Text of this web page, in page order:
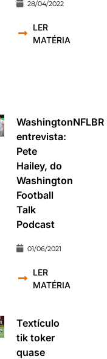
28/04/2022
LER
MATÉRIA
WashingtonNFLBR
entrevista:
Pete
Hailey, do
Washington
Football
Talk
Podcast
01/06/2021
LER
MATÉRIA
Textículo
tik toker
quase